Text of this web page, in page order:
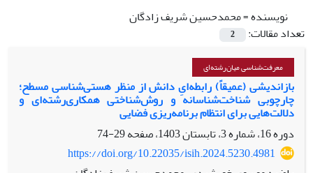
نویسنده =محمدحسین شریف زادگان
تعداد مقالات:
2
معرفت‌شناسی میان‌رشته‌ای
بازاندیشی (عمیقاً) رابطه‌ایِ دانش از منظر هستی‌شناسی مسطح؛
چارچوبی شناخت‌شناسانه و روش‌شناختی همکاری‌رشته‌ای و
دلالت‌هایی برای انتظام برنامه‌ریزی فضایی
دوره 16، شماره 3، تابستان 1403، صفحه
29-74
https://doi.org/10.22035/isih.2024.5230.4981